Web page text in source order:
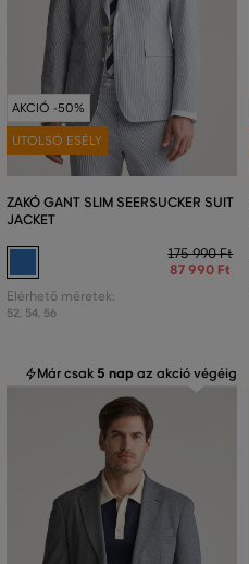
AKCIÓ -50%
UTOLSÓ ESÉLY
ZAKÓ GANT SLIM SEERSUCKER SUIT
JACKET
175 990 Ft
87 990 Ft
Elérhető méretek:
52, 54, 56
Már csak 5 nap az akció végéig